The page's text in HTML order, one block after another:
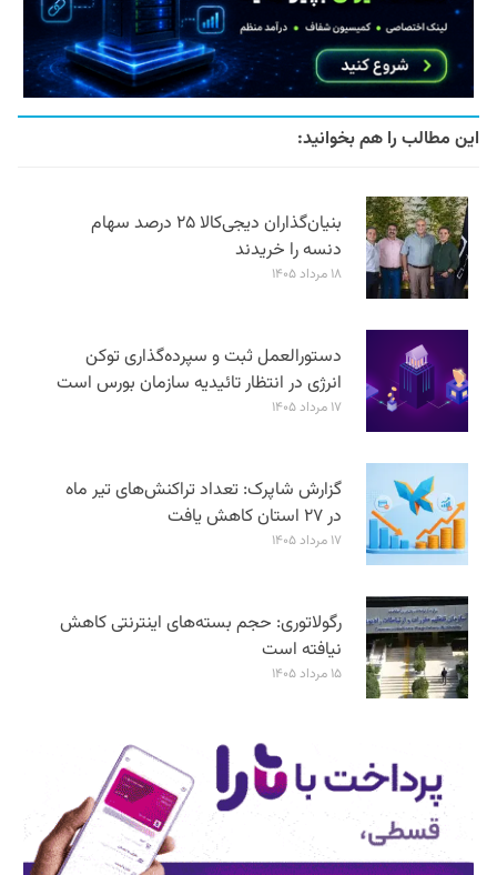
این مطالب را هم بخوانید:
بنیان‌گذاران دیجی‌کالا ۲۵ درصد سهام
دنسه را خریدند
۱۸ مرداد ۱۴۰۵
دستورالعمل ثبت و سپرده‌گذاری توکن
انرژی در انتظار تائیدیه سازمان بورس است
۱۷ مرداد ۱۴۰۵
گزارش شاپرک: تعداد تراکنش‌های تیر ماه
در ۲۷ استان‌ کاهش یافت
۱۷ مرداد ۱۴۰۵
رگولاتوری: حجم بسته‌های اینترنتی کاهش
نیافته است
۱۵ مرداد ۱۴۰۵